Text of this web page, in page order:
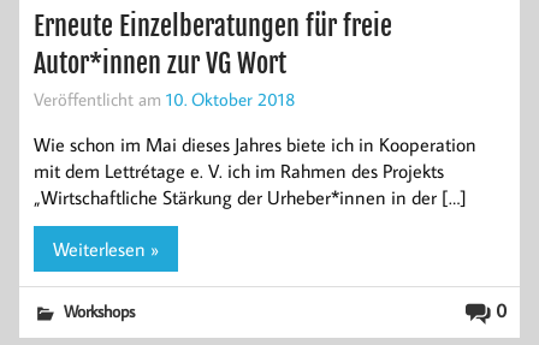
Erneute Einzelberatungen für freie
Autor*innen zur VG Wort
Veröffentlicht am 10. Oktober 2018
Wie schon im Mai dieses Jahres biete ich in Kooperation
mit dem Lettrétage e. V. ich im Rahmen des Projekts
„Wirtschaftliche Stärkung der Urheber*innen in der […]
Weiterlesen »
0
Workshops